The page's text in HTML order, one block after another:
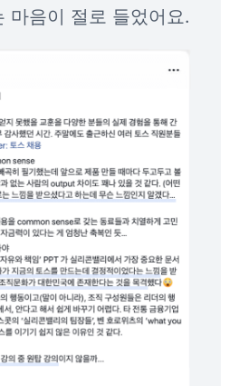
마음이 절로 들었어요.